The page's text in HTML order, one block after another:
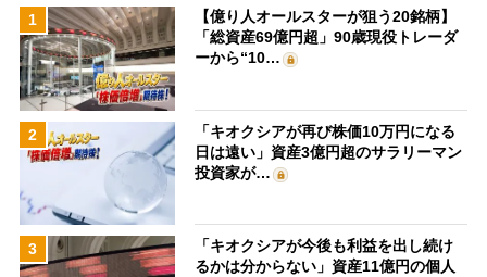
1
【億り人オールスターが狙う20銘柄】
「総資産69億円超」90歳現役トレーダ
ーから“10…
2
「キオクシアが再び株価10万円になる
日は遠い」資産3億円超のサラリーマン
投資家が…
3
「キオクシアが今後も利益を出し続け
るかは分からない」資産11億円の個人